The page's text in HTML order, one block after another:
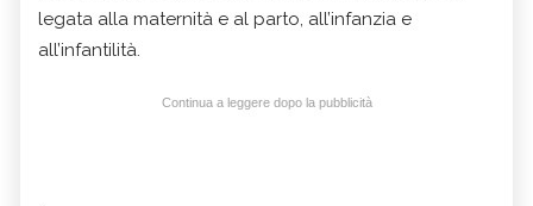
legata alla maternità e al parto, all’infanzia e
all’infantilità.
Continua a leggere dopo la pubblicità